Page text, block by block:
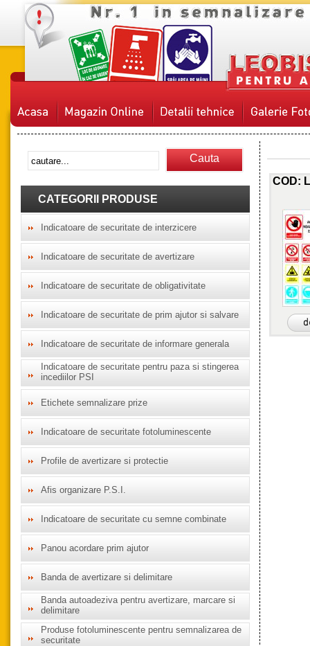
Cauta
CATEGORII PRODUSE
Indicatoare de securitate de interzicere
Indicatoare de securitate de avertizare
Indicatoare de securitate de obligativitate
Indicatoare de securitate de prim ajutor si salvare
Indicatoare de securitate de informare generala
Indicatoare de securitate pentru paza si stingerea
incediilor PSI
Etichete semnalizare prize
Indicatoare de securitate fotoluminescente
Profile de avertizare si protectie
Afis organizare P.S.I.
Indicatoare de securitate cu semne combinate
Panou acordare prim ajutor
Banda de avertizare si delimitare
Banda autoadeziva pentru avertizare, marcare si
delimitare
Produse fotoluminescente pentru semnalizarea de
securitate
COD: